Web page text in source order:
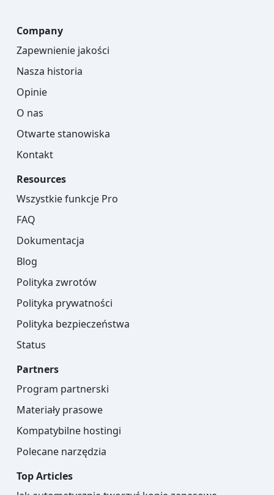
Company
Zapewnienie jakości
Nasza historia
Opinie
O nas
Otwarte stanowiska
Kontakt
Resources
Wszystkie funkcje Pro
FAQ
Dokumentacja
Blog
Polityka zwrotów
Polityka prywatności
Polityka bezpieczeństwa
Status
Partners
Program partnerski
Materiały prasowe
Kompatybilne hostingi
Polecane narzędzia
Top Articles